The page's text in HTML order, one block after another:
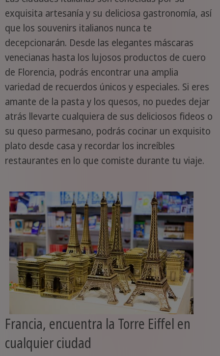
exquisita artesanía y su deliciosa gastronomía, así
que los souvenirs italianos nunca te
decepcionarán. Desde las elegantes máscaras
venecianas hasta los lujosos productos de cuero
de Florencia, podrás encontrar una amplia
variedad de recuerdos únicos y especiales. Si eres
amante de la pasta y los quesos, no puedes dejar
atrás llevarte cualquiera de sus deliciosos fideos o
su queso parmesano, podrás cocinar un exquisito
plato desde casa y recordar los increíbles
restaurantes en lo que comiste durante tu viaje.
Francia, encuentra la Torre Eiffel en
cualquier ciudad